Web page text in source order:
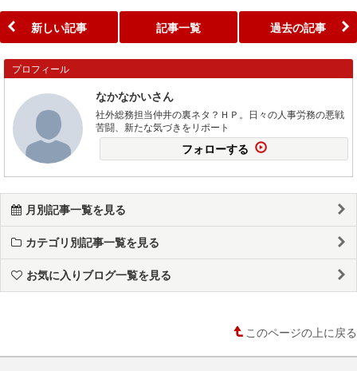
新しい記事 記事一覧 過去の記事
プロフィール
なかなかいさん
社外総務担当仲井の裏ネタ？ＨＰ。日々の人事労務の悪戦
苦闘、新たな気づきをリポート
フォローする
月別記事一覧を見る
カテゴリ別記事一覧を見る
お気に入りブログ一覧を見る
このページの上に戻る